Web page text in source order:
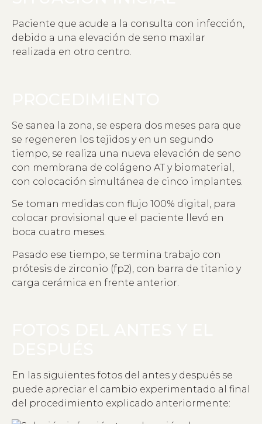
Paciente que acude a la consulta con infección,
debido a una elevación de seno maxilar
realizada en otro centro.
Se sanea la zona, se espera dos meses para que
se regeneren los tejidos y en un segundo
tiempo, se realiza una nueva elevación de seno
con membrana de colágeno AT y biomaterial,
con colocación simultánea de cinco implantes.
Se toman medidas con flujo 100% digital, para
colocar provisional que el paciente llevó en
boca cuatro meses.
Pasado ese tiempo, se termina trabajo con
prótesis de zirconio (fp2), con barra de titanio y
carga cerámica en frente anterior.
En las siguientes fotos del antes y después se
puede apreciar el cambio experimentado al final
del procedimiento explicado anteriormente: